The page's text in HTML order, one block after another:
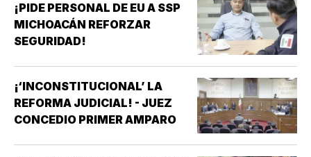
¡PIDE PERSONAL DE EU A SSP
MICHOACÁN REFORZAR
SEGURIDAD!
¡‘INCONSTITUCIONAL’ LA
REFORMA JUDICIAL! - JUEZ
CONCEDIO PRIMER AMPARO